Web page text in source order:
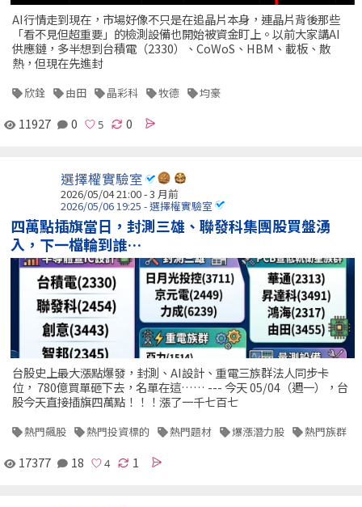
AI行情走到現在，市場好像不只是在追晶片本身，連晶片背後那些
「看不見但超重要」的檢測設備也開始被資金盯上。以前大家講AI
供應鏈，多半想到台積電（2330）、CoWoS、HBM、載板、散
熱，但現在先進封
欣銓 由田 晶彩科 牧德 均豪
11927 0 0
選擇權實驗室
2026/05/04 21:00 - 3 月前
2026/05/06 19:25 - 選擇權實驗室
四萬點插旗當日，封測三雄、聯發科集團股買盤湧
入，下一檔輪到誰…
台股史上最大漲點爆發，封測、AI設計、重電三族群法人同步卡
位， 780億買單砸下去，名單在這…… --- 今天 05/04（週一），台
股今天直接插旗四萬點！！！漲了一千七百七
熱門飆股 熱門投資標的 熱門題材 爆漲潛力股 熱門族群
17377 18 1